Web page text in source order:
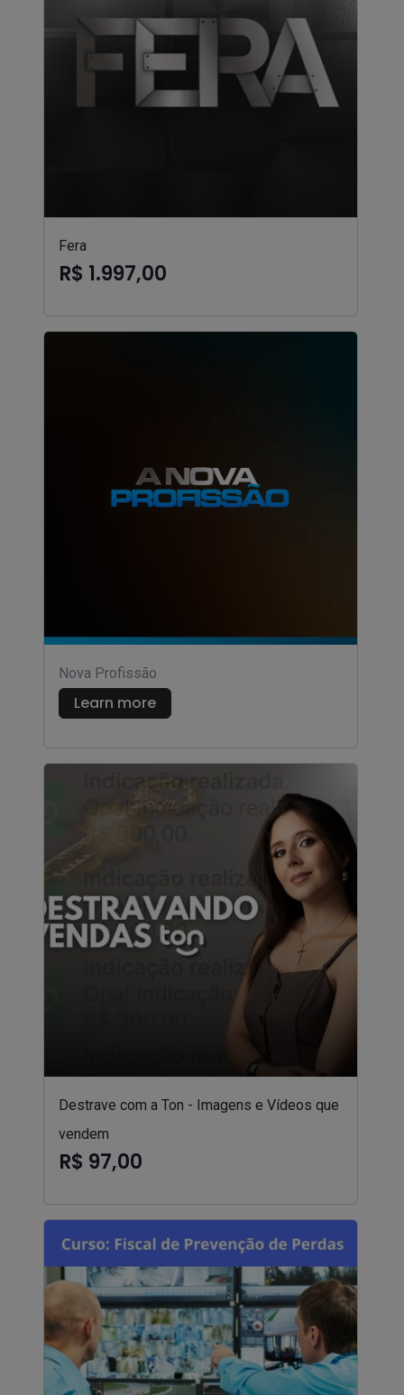
Fera
R$ 1.997,00
Nova Profissão
Learn more
Destrave com a Ton - Imagens e Vídeos que
vendem
R$ 97,00